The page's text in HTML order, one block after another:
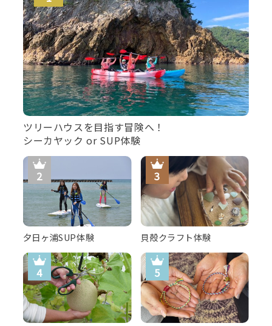
す。
お客様にはご不便・ご迷惑をおかけいたしますが、
ご理解とご協力を賜りますようお願い申し上げます。
■アクセス■
駐車場は当館から約100メートルほど離れております。
場所がご不明の方はお車で当館の前までお越しください。
スタッフが駐車場の場所をご案内いたします。
■アレルギー対応について■
アレルギー対応のご要望がある場合は必ずご連絡お願いい
たします。
当日の対応はできかねますのでご了承くださいませ。
※こちらからのご予約は当館メンバーズカードの特典対象
外となります。
ツリーハウスを目指す冒険へ！
シーカヤック or SUP体験
夕日ヶ浦SUP体験 貝殻クラフト体験